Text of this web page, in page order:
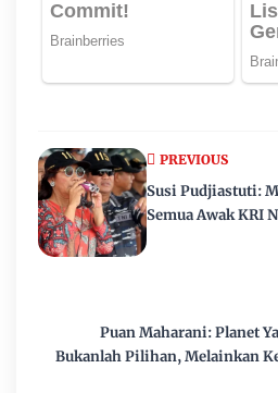
Puan Maharani: Planet
Bukanlah Pilihan, Melainkan
PREVIOUS
Susi Pudjiastuti:
Semua Awak KRI